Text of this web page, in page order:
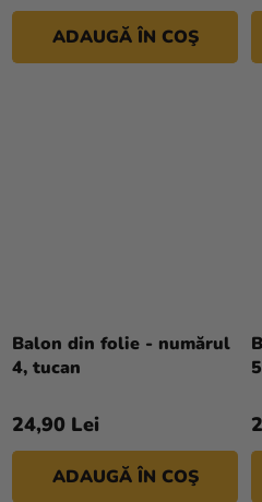
ADAUGĂ ÎN COŞ
Balon din folie - numărul
4, tucan
24,90 Lei
ADAUGĂ ÎN COŞ